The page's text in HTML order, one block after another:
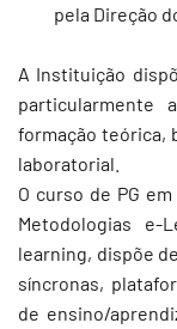
pela Direção
A Instituição
particularmente
formação teórica,
laboratorial.
O curso de PG
Metodologias
learning, dispõe
síncronas,
de ensino/